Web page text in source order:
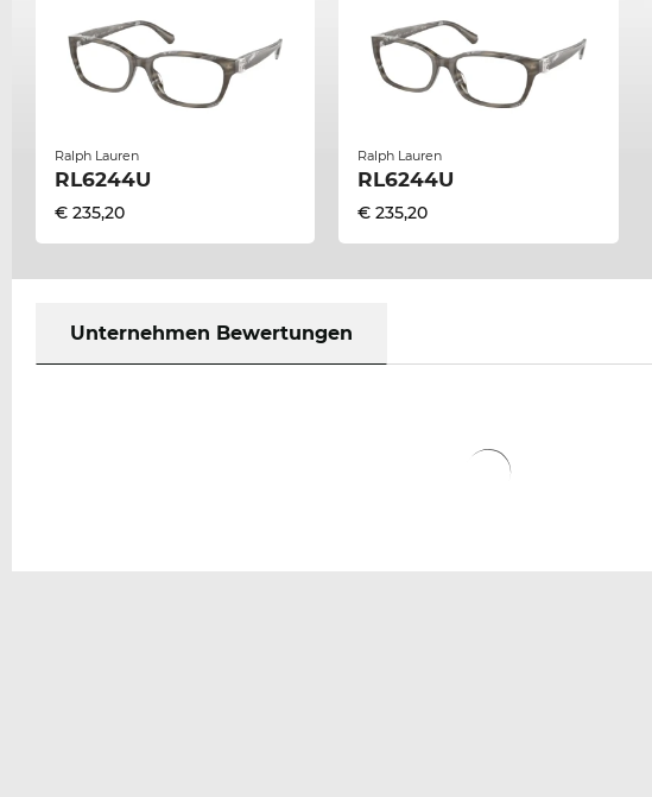
Ralph Lauren
RL6244U
€ 235,20
Ralph Lauren
RL6244U
€ 235,20
Unternehmen Bewertungen